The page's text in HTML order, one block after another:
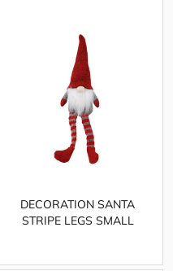
DECORATION SANTA
STRIPE LEGS SMALL